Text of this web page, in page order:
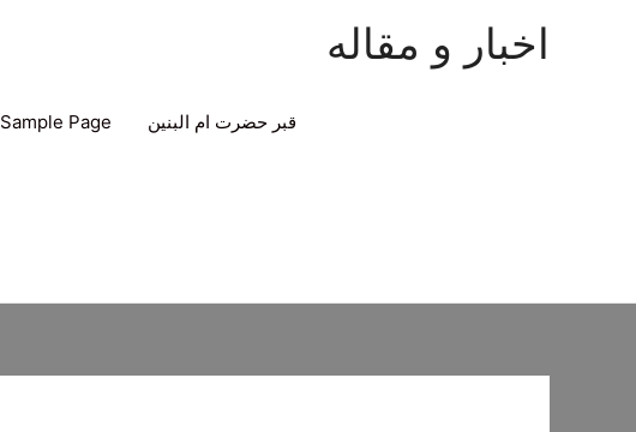
اخبار و مقاله
قبر حضرت ام البنین Sample Page